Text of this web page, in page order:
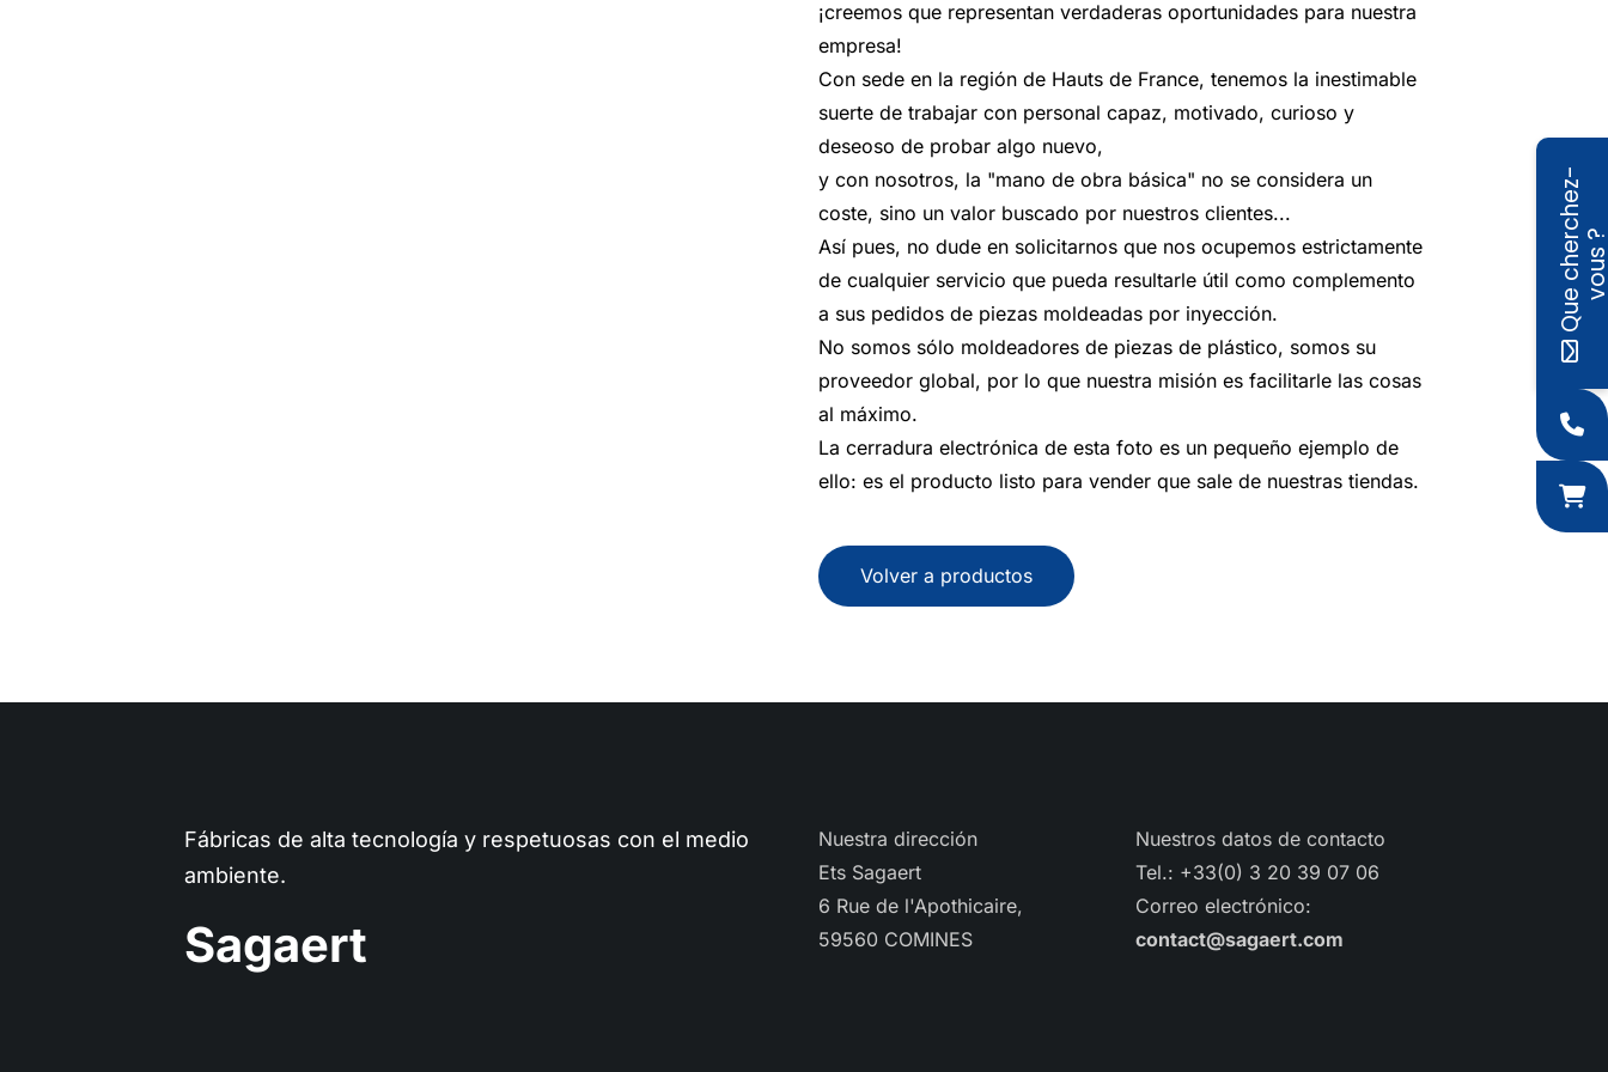
¡creemos que representan verdaderas oportunidades para nuestra
empresa!
Con sede en la región de Hauts de France, tenemos la inestimable
suerte de trabajar con personal capaz, motivado, curioso y
deseoso de probar algo nuevo,
y con nosotros, la "mano de obra básica" no se considera un
coste, sino un valor buscado por nuestros clientes...
Así pues, no dude en solicitarnos que nos ocupemos estrictamente
de cualquier servicio que pueda resultarle útil como complemento
a sus pedidos de piezas moldeadas por inyección.
No somos sólo moldeadores de piezas de plástico, somos su
proveedor global, por lo que nuestra misión es facilitarle las cosas
al máximo.
La cerradura electrónica de esta foto es un pequeño ejemplo de
ello: es el producto listo para vender que sale de nuestras tiendas.
Volver a productos
Fábricas de alta tecnología y respetuosas con el medio
ambiente.
Sagaert
Nuestra dirección
Ets Sagaert
6 Rue de l'Apothicaire,
59560 COMINES
Nuestros datos de contacto
Tel.: +33(0) 3 20 39 07 06
Correo electrónico:
contact@sagaert.com
Q
u
e
c
h
e
r
c
h
e
z
-
v
o
u
s